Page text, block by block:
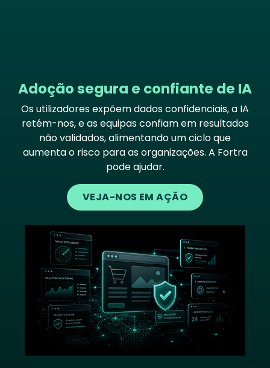
Adoção segura e confiante de IA
Os utilizadores expõem dados confidenciais, a IA
retém-nos, e as equipas confiam em resultados
não validados, alimentando um ciclo que
aumenta o risco para as organizações. A Fortra
pode ajudar.
VEJA-NOS EM AÇÃO